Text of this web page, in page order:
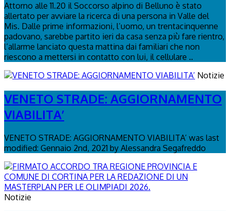
Attorno alle 11.20 il Soccorso alpino di Belluno è stato
allertato per avviare la ricerca di una persona in Valle del
Mis. Dalle prime informazioni, l’uomo, un trentacinquenne
padovano, sarebbe partito ieri da casa senza più fare rientro,
l’allarme lanciato questa mattina dai familiari che non
riescono a mettersi in contatto con lui, il cellulare ..
Notizie
VENETO STRADE: AGGIORNAMENTO
VIABILITA’
VENETO STRADE: AGGIORNAMENTO VIABILITA’ was last
modified: Gennaio 2nd, 2021 by Alessandra Segafreddo
Notizie